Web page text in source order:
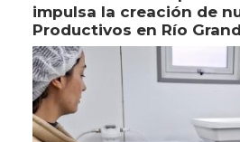
impulsa la creación de
Productivos en Río